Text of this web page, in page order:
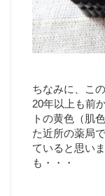
ちなみに、こ
20年以上も前
トの黄色（肌
た近所の薬局
ていると思い
も・・・